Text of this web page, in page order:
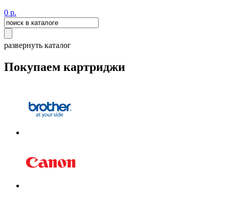
0 р.
развернуть каталог
Покупаем картриджи